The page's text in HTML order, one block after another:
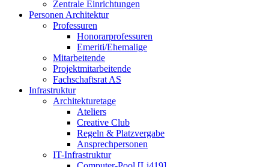
Zentrale Einrichtungen
Personen Architektur
Professuren
Honorarprofessuren
Emeriti/Ehemalige
Mitarbeitende
Projektmitarbeitende
Fachschaftsrat AS
Infrastruktur
Architekturetage
Ateliers
Creative Club
Regeln & Platzvergabe
Ansprechpersonen
IT-Infrastruktur